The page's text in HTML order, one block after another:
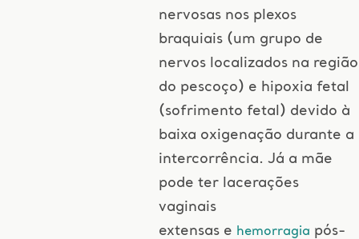
nervosas nos plexos
braquiais (um grupo de
nervos localizados na região
do pescoço) e hipoxia fetal
(sofrimento fetal) devido à
baixa oxigenação durante a
intercorrência. Já a mãe
pode ter lacerações
vaginais
extensas e hemorragia pós-